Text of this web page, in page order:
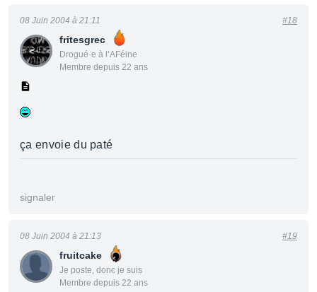
fritesgrec
Drogué·e à l’AFéine
Membre depuis 22 ans
08 Juin 2004 à 21:11 #18
ça envoie du paté
signaler
fruitcake
Je poste, donc je suis
Membre depuis 22 ans
08 Juin 2004 à 21:13 #19